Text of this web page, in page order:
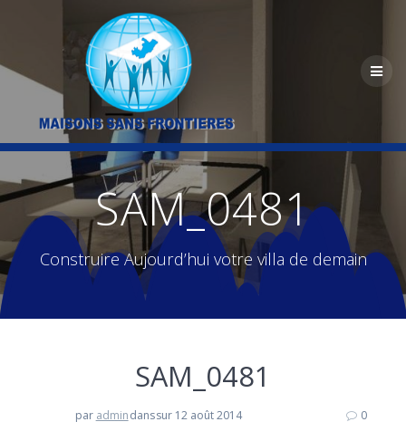
SAM_0481
Construire Aujourd’hui votre villa de demain
SAM_0481
par admindanssur 12 août 2014 0